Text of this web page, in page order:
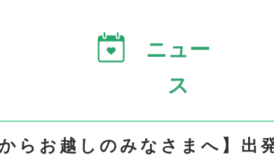
ニュー
ス
らお越しのみなさまへ】出